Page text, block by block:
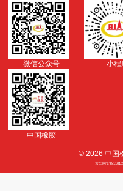
微信公众号 小程
中国橡胶
© 2026 中国
京公网安备